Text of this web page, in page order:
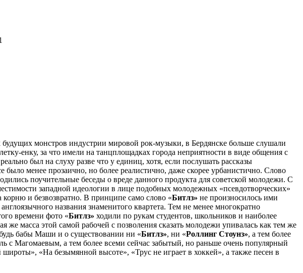
будущих монстров индустрии мировой рок-музыки, в Бердянске больше слушали
енку, за что имели на танцплощадках города неприятности в виде общения с
был на слуху разве что у единиц, хотя, если послушать рассказы
было менее прозаично, но более реалистично, даже скорее урбанистично. Слово
поучительные беседы о вреде данного продукта для советской молодежи. С
западной идеологии в лице подобных молодежных «псевдотворческих»
и безвозвратно. В принципе само слово «Битлз» не произносилось ими
названия знаменитого квартета. Тем не менее многократно
времени фото «Битлз» ходили по рукам студентов, школьников и наиболее
масса этой самой рабочей с позволения сказать молодежи упивалась как тем же
бабы Маши и о существовании ни «Битлз», ни «Роллинг Стоунз», а тем более
с Магомаевым, а тем более всеми сейчас забытый, но раньше очень популярный
«На безымянной высоте», «Трус не играет в хоккей», а также песен в